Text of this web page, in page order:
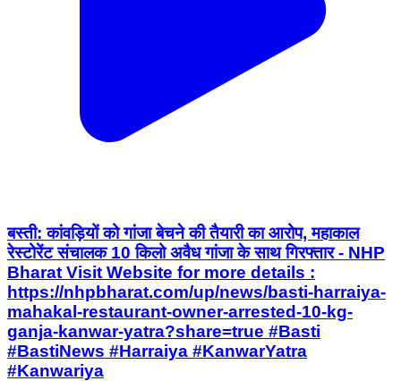
बस्ती: कांवड़ियों को गांजा बेचने की तैयारी का आरोप, महाकाल
रेस्टोरेंट संचालक 10 किलो अवैध गांजा के साथ गिरफ्तार - NHP
Bharat Visit Website for more details :
https://nhpbharat.com/up/news/basti-harraiya-
mahakal-restaurant-owner-arrested-10-kg-
ganja-kanwar-yatra?share=true #Basti
#BastiNews #Harraiya #KanwarYatra
#Kanwariya